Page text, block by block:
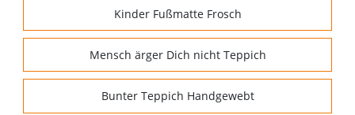
Kinder Fußmatte Frosch
Mensch ärger Dich nicht Teppich
Bunter Teppich Handgewebt